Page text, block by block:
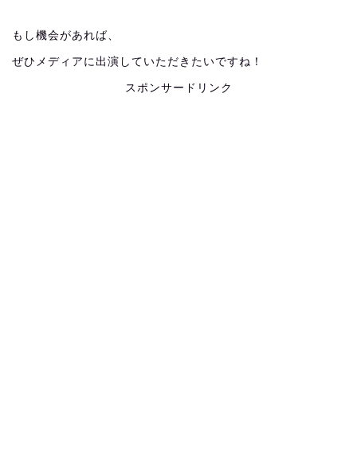
もし機会があれば、
ぜひメディアに出演していただきたいですね！
スポンサードリンク